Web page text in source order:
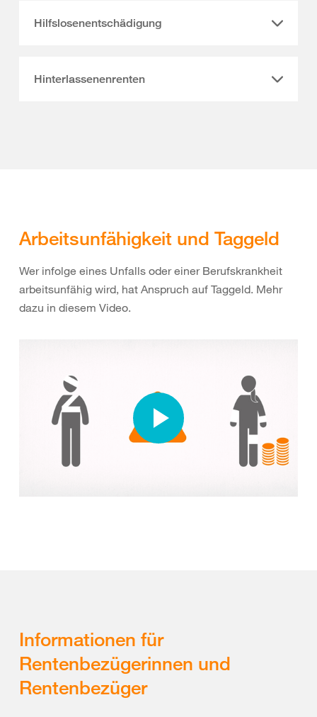
Hilfslosenentschädigung
Hinterlassenenrenten
Arbeitsunfähigkeit und Taggeld
Wer infolge eines Unfalls oder einer Berufskrankheit
arbeitsunfähig wird, hat Anspruch auf Taggeld. Mehr
dazu in diesem Video.
Informationen für
Rentenbezügerinnen und
Rentenbezüger